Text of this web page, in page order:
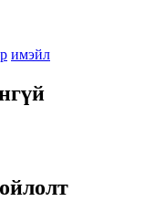
имэйл